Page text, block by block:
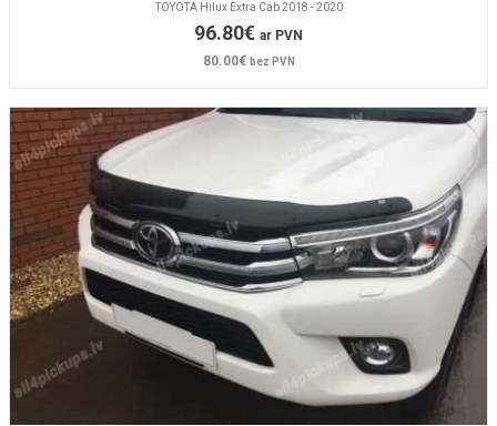
TOYOTA Hilux Extra Cab 2018 - 2020
96.80€ ar PVN
80.00€ bez PVN